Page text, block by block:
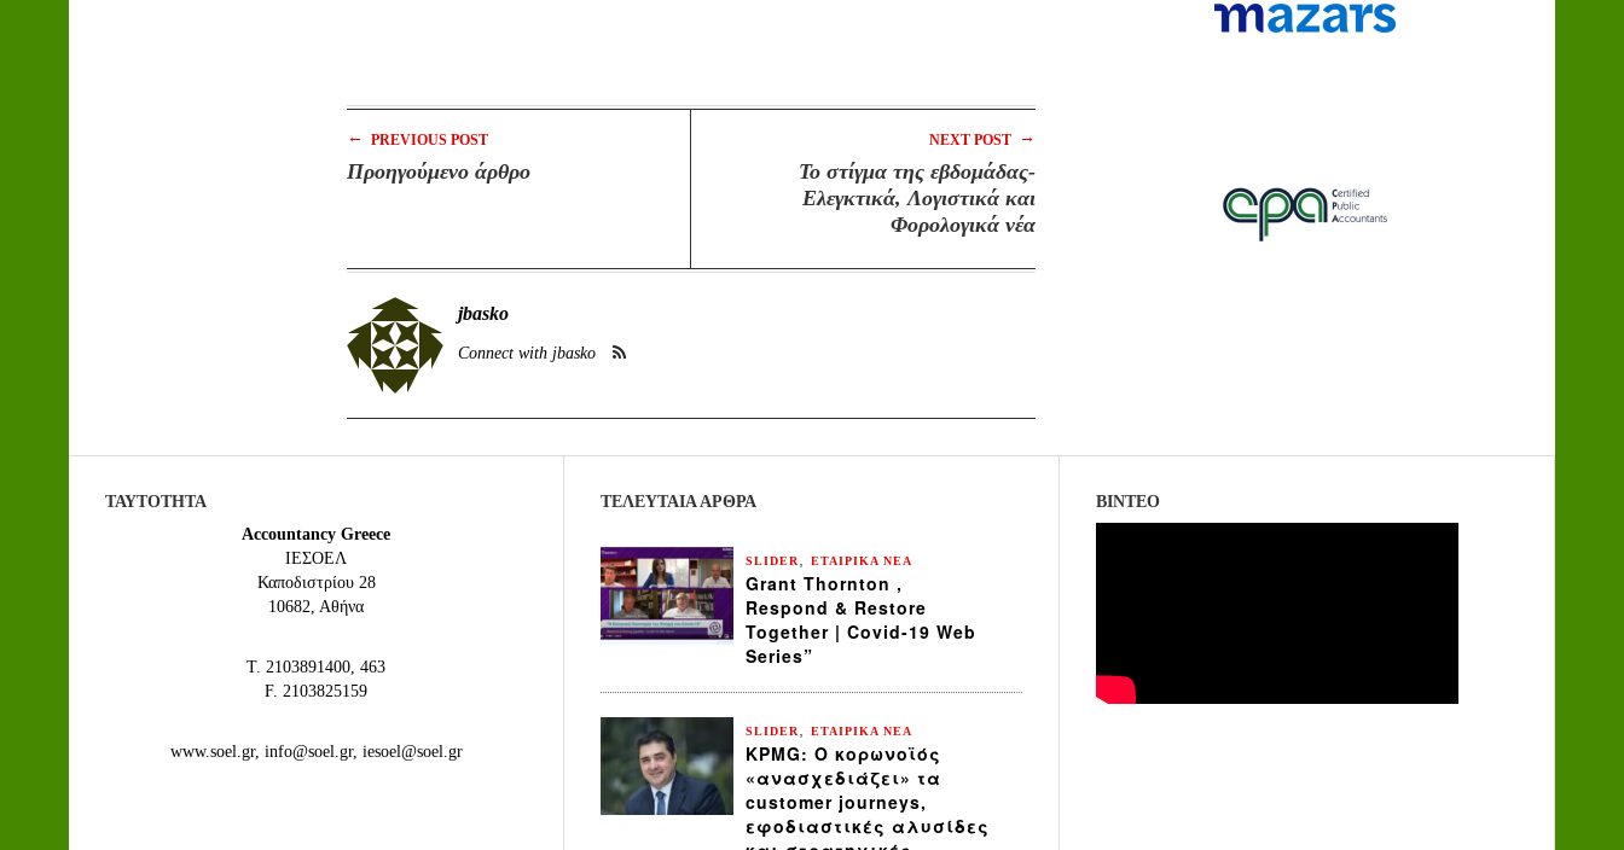
← PREVIOUS POST
Προηγούμενο άρθρο
NEXT POST →
Το στίγμα της εβδομάδας-
Ελεγκτικά, Λογιστικά και
Φορολογικά νέα
jbasko
Connect with jbasko
ΤΑΥΤΟΤΗΤΑ
Accountancy Greece
IEΣΟΕΛ
Καποδιστρίου 28
10682, Αθήνα
Τ. 2103891400, 463
F. 2103825159
www.soel.gr, info@soel.gr, iesoel@soel.gr
ΤΕΛΕΥΤΑΙΑ ΆΡΘΡΑ
SLIDER, ΕΤΑΙΡΙΚΑ ΝΕΑ
Grant Thornton ,
Respond & Restore
Together | Covid-19 Web
Series”
SLIDER, ΕΤΑΙΡΙΚΑ ΝΕΑ
KPMG: Ο κορωνοϊός
«ανασχεδιάζει» τα
customer journeys,
εφοδιαστικές αλυσίδες
ΒΙΝΤΕΟ